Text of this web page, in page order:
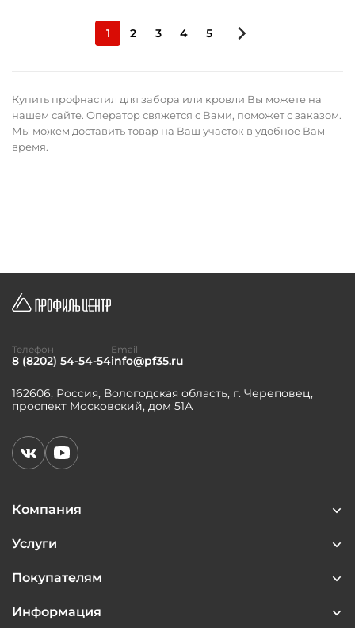
1 2 3 4 5
Купить профнастил для забора или кровли Вы можете на
нашем сайте. Оператор свяжется с Вами, поможет с заказом.
Мы можем доставить товар на Ваш участок в удобное Вам
время.
Компания
Услуги
Покупателям
Информация
162606, Россия, Вологодская область, г. Череповец,
проспект Московский, дом 51А
Телефон
8 (8202) 54-54-54
Email
info@pf35.ru